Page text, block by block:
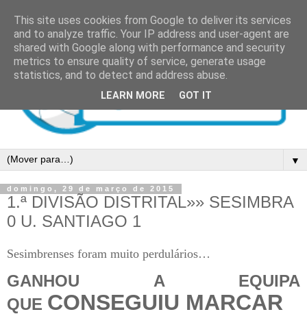
▼
domingo, 29 de março de 2015
1.ª DIVISÃO DISTRITAL»» SESIMBRA
0 U. SANTIAGO 1
Sesimbrenses foram muito perdulários…
GANHOU A EQUIPA
QUE CONSEGUIU MARCAR
This site uses cookies from Google to deliver its services
and to analyze traffic. Your IP address and user-agent are
shared with Google along with performance and security
metrics to ensure quality of service, generate usage
statistics, and to detect and address abuse.
LEARN MORE GOT IT